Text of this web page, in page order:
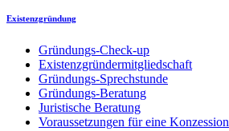
Existenzgründung
Gründungs-Check-up
Existenzgründermitgliedschaft
Gründungs-Sprechstunde
Gründungs-Beratung
Juristische Beratung
Voraussetzungen für eine Konzession